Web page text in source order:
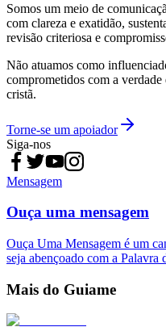
Somos um meio de
com clareza e exatidão,
revisão criteriosa e
Não atuamos como
comprometidos com a
cristã.
Torne-se um apoiador
Siga-nos
Mensagem
Ouça uma mensagem
Ouça Uma Mensagem é um
seja abençoado com a Palavra
Mais do Guiame